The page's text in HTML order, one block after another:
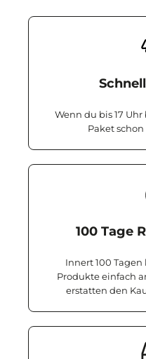
Wenn du bis 17
Paket
100 Tage
Innert 100
Produkte einfach
erstatten den